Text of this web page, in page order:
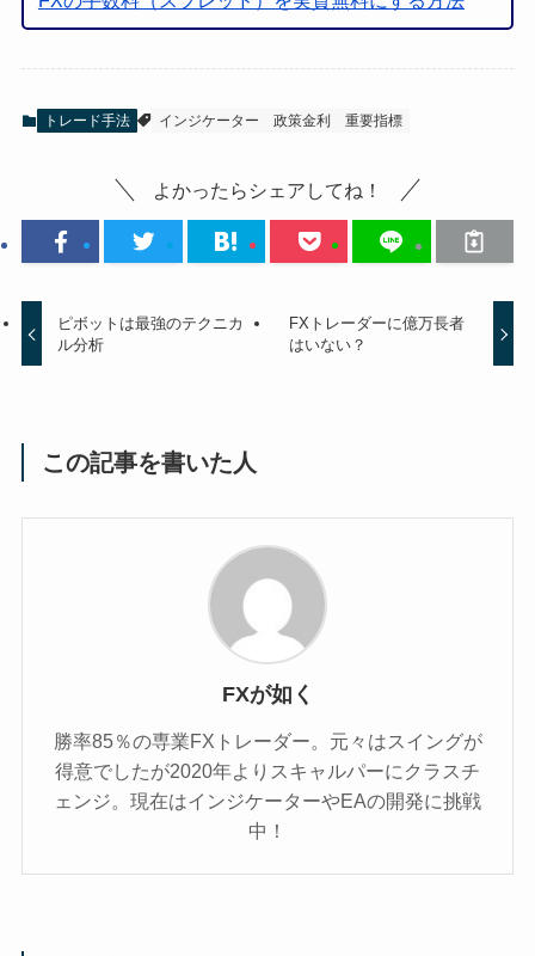
トレード手法 インジケーター 政策金利 重要指標
よかったらシェアしてね！
ピボットは最強のテクニカ
ル分析
FXトレーダーに億万長者
はいない？
この記事を書いた人
FXが如く
勝率85％の専業FXトレーダー。元々はスイングが
得意でしたが2020年よりスキャルパーにクラスチ
ェンジ。現在はインジケーターやEAの開発に挑戦
中！